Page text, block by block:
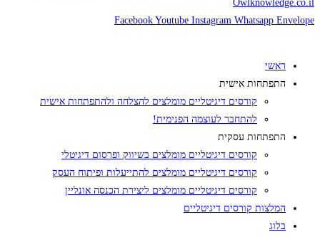
Facebook Youtube Instagram Whatsapp Envelope
ראשי
התפתחות אישית
קורסים דיגיטליים מומלצים להצלחה ולהתפתחות אישית
להתחבר לעוצמה הפנימית!
התפתחות עסקית
קורסים דיגיטליים מומלצים בשיווק ופרסום דיגיטלי
קורסים דיגיטליים מומלצים להתייעלות ופיתוח העסק
קורסים דיגיטליים מומלצים ליצירת הכנסה אונליין
המלצות קורסים דיגיטליים
בלוג